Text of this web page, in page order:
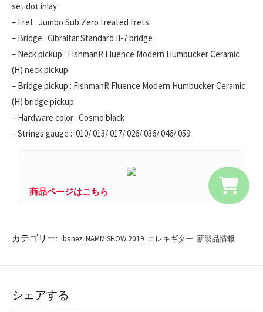
set dot inlay
– Fret : Jumbo Sub Zero treated frets
– Bridge : Gibraltar Standard II-7 bridge
– Neck pickup : FishmanR Fluence Modern Humbucker Ceramic
(H) neck pickup
– Bridge pickup : FishmanR Fluence Modern Humbucker Ceramic
(H) bridge pickup
– Hardware color : Cosmo black
– Strings gauge : .010/.013/.017/.026/.036/.046/.059
商品ページはこちら
カテゴリー: Ibanez NAMM SHOW 2019 エレキギター 新製品情報
シェアする